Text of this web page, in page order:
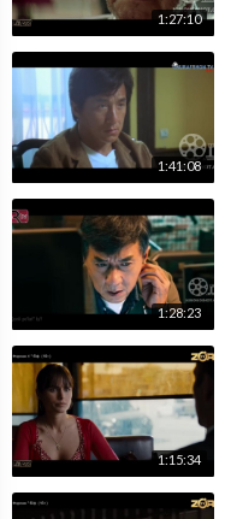
1:27:10
1:41:08
1:28:23
1:15:34